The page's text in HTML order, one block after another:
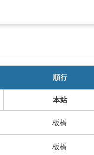
順行
本站
板橋
板橋